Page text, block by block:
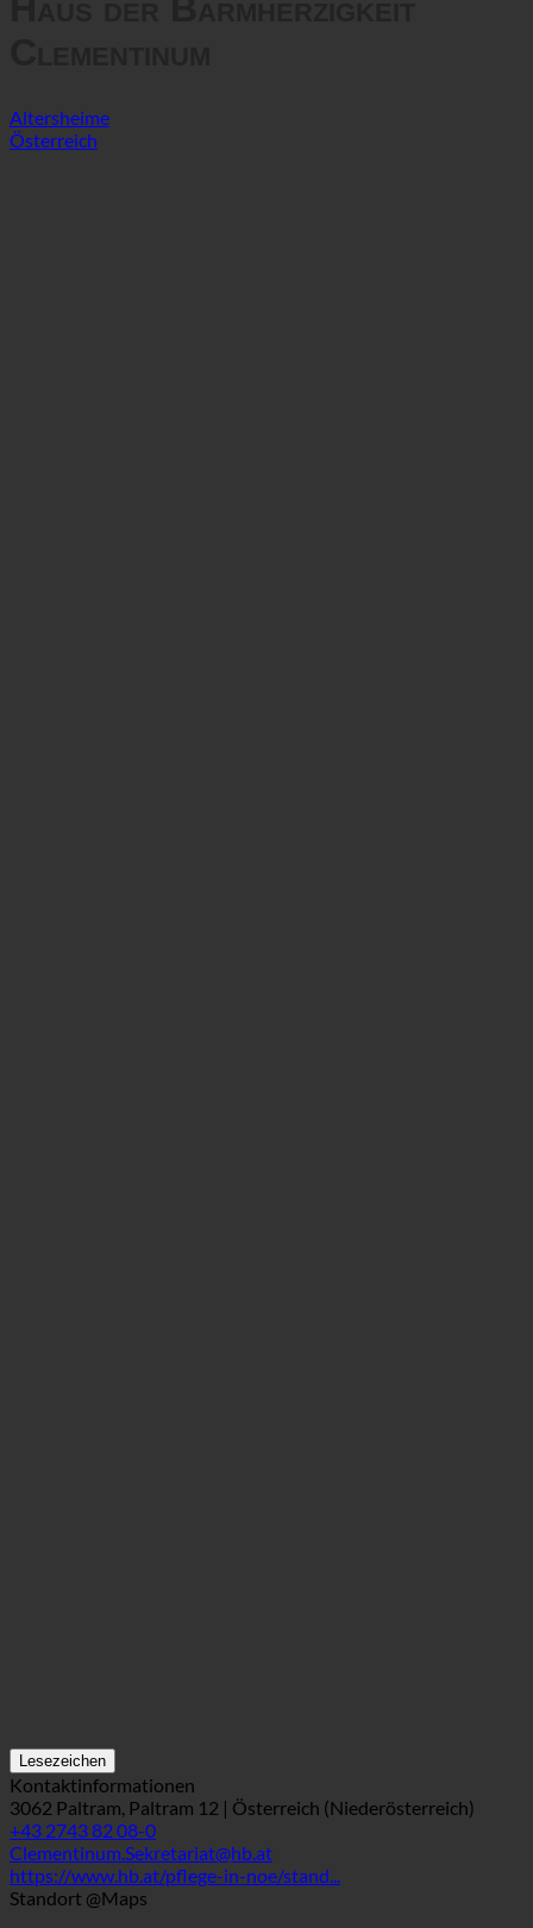
Altersheime
Lesezeichen
Kontaktinformationen
3062 Paltram, Paltram 12 | Österreich (Niederösterreich)
+43 2743 82 08-0
Clementinum.Sekretariat@hb.at
https://www.hb.at/pflege-in-noe/stand...